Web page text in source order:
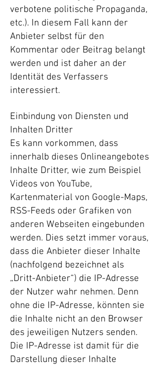
verbotene politische Propaganda,
etc.). In diesem Fall kann der
Anbieter selbst für den
Kommentar oder Beitrag belangt
werden und ist daher an der
Identität des Verfassers
interessiert.
Einbindung von Diensten und
Inhalten Dritter
Es kann vorkommen, dass
innerhalb dieses Onlineangebotes
Inhalte Dritter, wie zum Beispiel
Videos von YouTube,
Kartenmaterial von Google-Maps,
RSS-Feeds oder Grafiken von
anderen Webseiten eingebunden
werden. Dies setzt immer voraus,
dass die Anbieter dieser Inhalte
(nachfolgend bezeichnet als
„Dritt-Anbieter“) die IP-Adresse
der Nutzer wahr nehmen. Denn
ohne die IP-Adresse, könnten sie
die Inhalte nicht an den Browser
des jeweiligen Nutzers senden.
Die IP-Adresse ist damit für die
Darstellung dieser Inhalte